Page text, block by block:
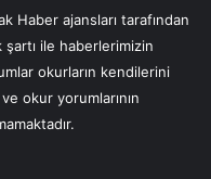
Haber ajansları tarafından
ile haberlerimizin
okurların kendilerini
okur yorumlarının